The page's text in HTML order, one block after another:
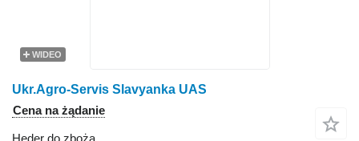
WIDEO
Ukr.Agro-Servis Slavyanka UAS
Cena na żądanie
Heder do zboża